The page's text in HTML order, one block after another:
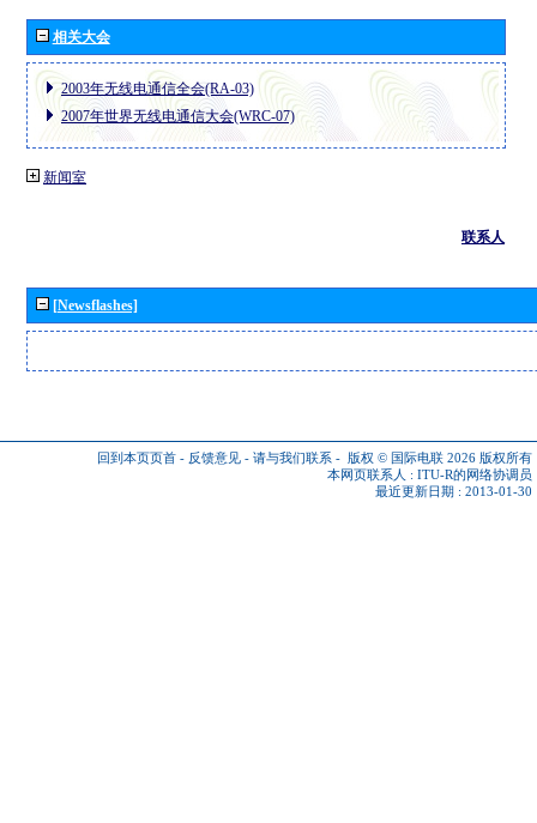
相关大会
2003年无线电通信全会(RA-03)
2007年世界无线电通信大会(WRC-07)
新闻室
联系人
[Newsflashes]
回到本页页首 - 反馈意见 - 请与我们联系 - 版权 © 国际电联 2026 版权所有
本网页联系人 : ITU-R的网络协调员
最近更新日期 : 2013-01-30